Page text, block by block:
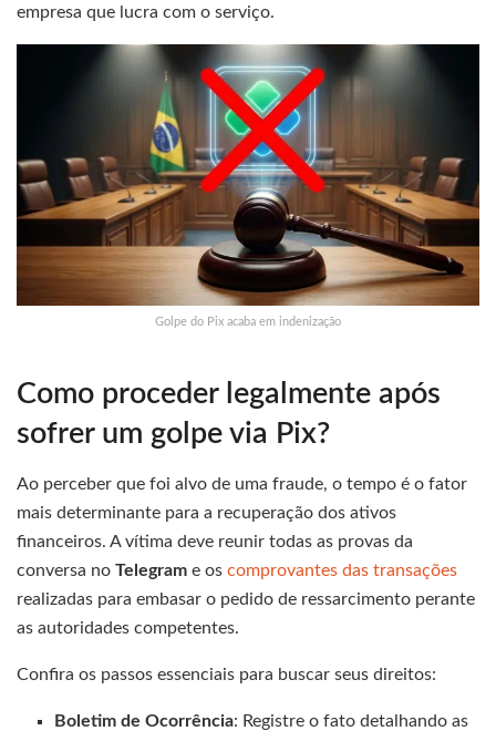
empresa que lucra com o serviço.
Golpe do Pix acaba em indenização
Como proceder legalmente após
sofrer um golpe via Pix?
Ao perceber que foi alvo de uma fraude, o tempo é o fator
mais determinante para a recuperação dos ativos
financeiros. A vítima deve reunir todas as provas da
conversa no Telegram e os comprovantes das transações
realizadas para embasar o pedido de ressarcimento perante
as autoridades competentes.
Confira os passos essenciais para buscar seus direitos:
Boletim de Ocorrência: Registre o fato detalhando as